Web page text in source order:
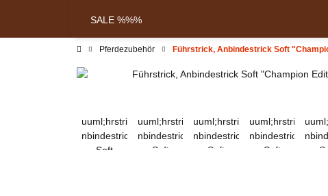
SALE %%%
Pferdezubehör Führstrick, Anbindestrick Soft